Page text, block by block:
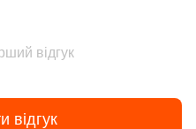
відгук
відгук